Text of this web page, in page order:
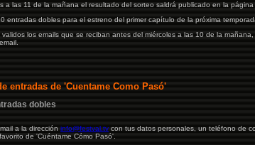
a las 11 de la mañana el resultado del sorteo saldrá publicado en la página
entradas dobles para el estreno del primer capítulo de la próxima
validos los emails que se reciban antes del miércoles a las 10 de la
entradas de 'Cuentame Como Pasó'
dobles
a la dirección info@festval.tv con tus datos personales, un teléfono de
de 'Cuéntame Cómo Pasó'.